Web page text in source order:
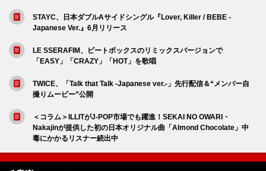
STAYC、日本ダブルAサイドシングル『Lover, Killer / BEBE -
Japanese Ver.』6月リリース
LE SSERAFIM、ビートボックスのリミックスバージョンで
「EASY」「CRAZY」「HOT」を歌唱
TWICE、「Talk that Talk -Japanese ver.-」先行配信＆“メンバー自
撮りムービー”公開
＜コラム＞ILLITがJ-POP市場でも躍進！SEKAI NO OWARI・
Nakajinが提供した初の日本オリジナル曲「Almond Chocolate」中
毒にかかるリスナー続出中